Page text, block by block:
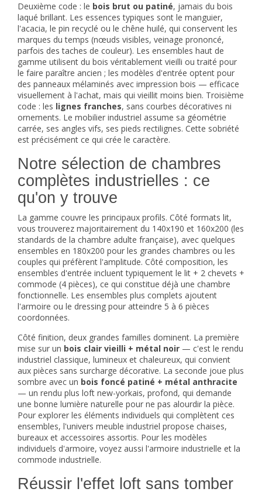
Deuxième code : le bois brut ou patiné, jamais du bois
laqué brillant. Les essences typiques sont le manguier,
l'acacia, le pin recyclé ou le chêne huilé, qui conservent les
marques du temps (nœuds visibles, veinage prononcé,
parfois des taches de couleur). Les ensembles haut de
gamme utilisent du bois véritablement vieilli ou traité pour
le faire paraître ancien ; les modèles d'entrée optent pour
des panneaux mélaminés avec impression bois — efficace
visuellement à l'achat, mais qui vieillit moins bien. Troisième
code : les lignes franches, sans courbes décoratives ni
ornements. Le mobilier industriel assume sa géométrie
carrée, ses angles vifs, ses pieds rectilignes. Cette sobriété
est précisément ce qui crée le caractère.
Notre sélection de chambres
complètes industrielles : ce
qu'on y trouve
La gamme couvre les principaux profils. Côté formats lit,
vous trouverez majoritairement du 140x190 et 160x200 (les
standards de la chambre adulte française), avec quelques
ensembles en 180x200 pour les grandes chambres ou les
couples qui préfèrent l'amplitude. Côté composition, les
ensembles d'entrée incluent typiquement le lit + 2 chevets +
commode (4 pièces), ce qui constitue déjà une chambre
fonctionnelle. Les ensembles plus complets ajoutent
l'armoire ou le dressing pour atteindre 5 à 6 pièces
coordonnées.
Côté finition, deux grandes familles dominent. La première
mise sur un bois clair vieilli + métal noir — c'est le rendu
industriel classique, lumineux et chaleureux, qui convient
aux pièces sans surcharge décorative. La seconde joue plus
sombre avec un bois foncé patiné + métal anthracite
— un rendu plus loft new-yorkais, profond, qui demande
une bonne lumière naturelle pour ne pas alourdir la pièce.
Pour explorer les éléments individuels qui complètent ces
ensembles, l'univers meuble industriel propose chaises,
bureaux et accessoires assortis. Pour les modèles
individuels d'armoire, voyez aussi l'armoire industrielle et la
commode industrielle.
Réussir l'effet loft sans tomber